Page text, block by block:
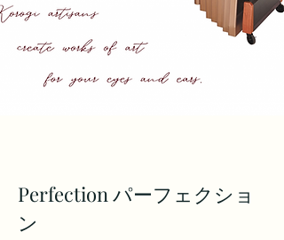
Perfection パーフェクショ
ン